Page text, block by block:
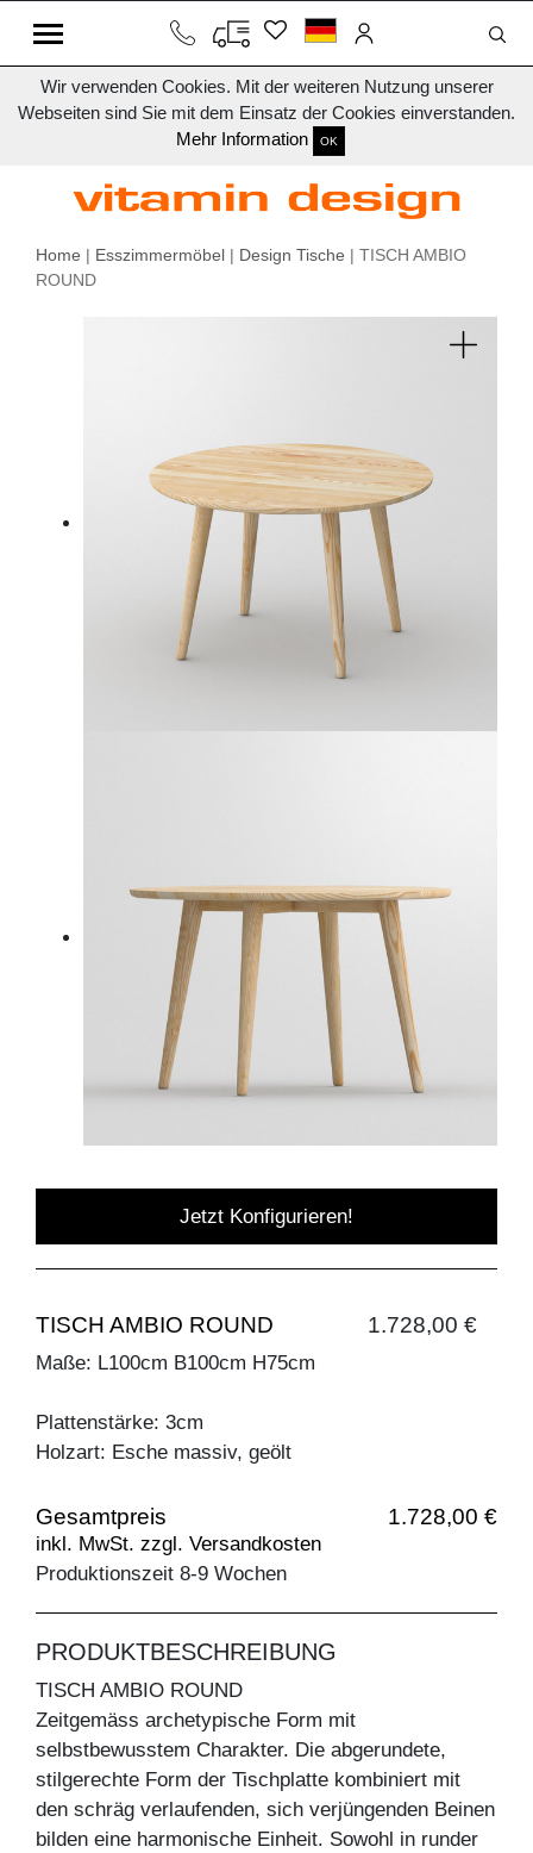
Wir verwenden Cookies. Mit der weiteren Nutzung unserer
Webseiten sind Sie mit dem Einsatz der Cookies einverstanden.
Mehr Information
OK
Home | Esszimmermöbel | Design Tische | TISCH AMBIO
ROUND
Jetzt Konfigurieren!
TISCH AMBIO ROUND 1.728,00 €
Maße: L100cm B100cm H75cm
Plattenstärke: 3cm
Holzart: Esche massiv, geölt
Gesamtpreis 1.728,00 €
inkl. MwSt. zzgl. Versandkosten
Produktionszeit 8-9 Wochen
PRODUKTBESCHREIBUNG
TISCH AMBIO ROUND
Zeitgemäss archetypische Form mit
selbstbewusstem Charakter. Die abgerundete,
stilgerechte Form der Tischplatte kombiniert mit
den schräg verlaufenden, sich verjüngenden Beinen
bilden eine harmonische Einheit. Sowohl in runder